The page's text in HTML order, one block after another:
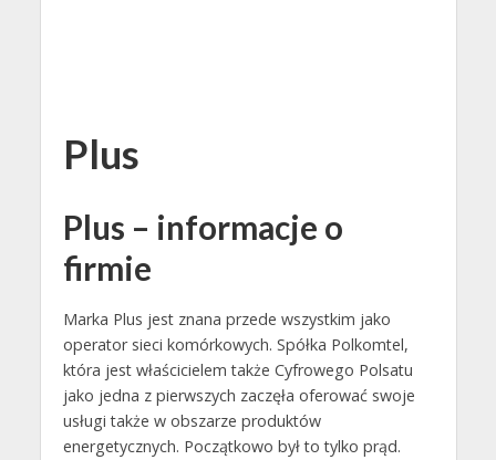
Plus
Plus – informacje o
firmie
Marka Plus jest znana przede wszystkim jako
operator sieci komórkowych. Spółka Polkomtel,
która jest właścicielem także Cyfrowego Polsatu
jako jedna z pierwszych zaczęła oferować swoje
usługi także w obszarze produktów
energetycznych. Początkowo był to tylko prąd.